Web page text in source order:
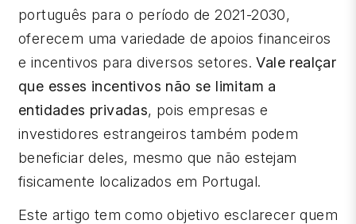
português para o período de 2021-2030,
oferecem uma variedade de apoios financeiros
e incentivos para diversos setores.Vale realçar
que esses incentivos não se limitam a
entidades privadas, pois empresas e
investidores estrangeiros também podem
beneficiar deles, mesmo que não estejam
fisicamente localizados em Portugal.
Este artigo tem como objetivo esclarecer quem